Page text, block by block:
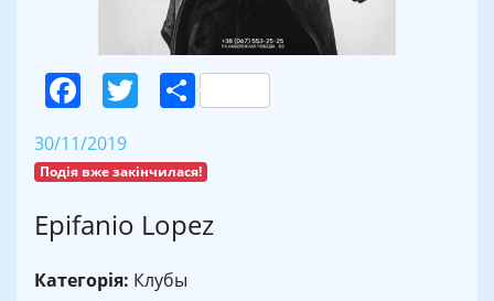
Facebook
Twitter
Поділитися
30/11/2019
Подія вже закінчилася!
Epifanio Lopez
Категорія: Клубы